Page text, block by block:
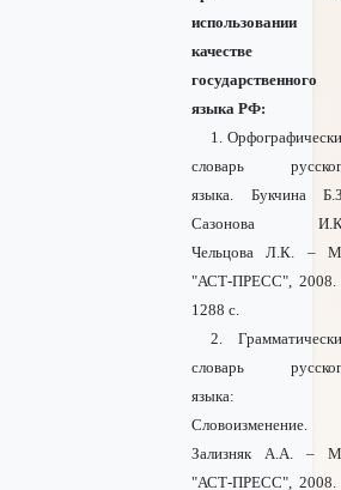
использовании
качестве
государственного
языка РФ:
1.
словарь
языка. Букчина
Сазонова
Чельцова Л.К. –
"АСТ-ПРЕСС", 2008.
1288 с.
2.
словарь
языка:
Словоизменение.
Зализняк А.А. –
"АСТ-ПРЕСС", 2008.